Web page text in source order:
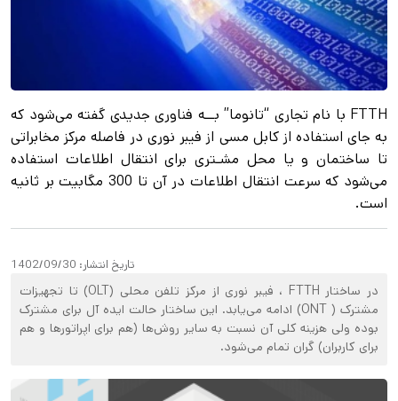
FTTH با نام تجاری “تانوما” بــه فناوری جدیدی گفته می‌شود که
به جای استفاده از کابل مسی از فیبر نوری در فاصله مرکز مخابراتی
تا ساختمان و یا محل مشـتری برای انتقال اطلاعات استفاده
می‌شود که سرعت انتقال اطلاعات در آن تا 300 مگابیت بر ثانیه
است.
تاریخ انتشار: 1402/09/30
در ساختار FTTH ، فیبر نوری از مرکز تلفن محلی (OLT) تا تجهیزات
مشترک ( ONT) ادامه می‌یابد. این ساختار حالت ایده آل برای مشترک
بوده ولی هزینه کلی آن نسبت به سایر روش‌ها (هم برای اپراتورها و هم
برای کاربران) گران تمام می‌شود.